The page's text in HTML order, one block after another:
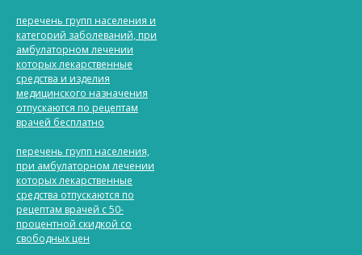
перечень групп населения и
категорий заболеваний, при
амбулаторном лечении
которых лекарственные
средства и изделия
медицинского назначения
отпускаются по рецептам
врачей бесплатно
перечень групп населения,
при амбулаторном лечении
которых лекарственные
средства отпускаются по
рецептам врачей с 50-
процентной скидкой со
свободных цен